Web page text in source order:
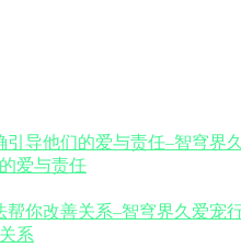
爱与责任
系